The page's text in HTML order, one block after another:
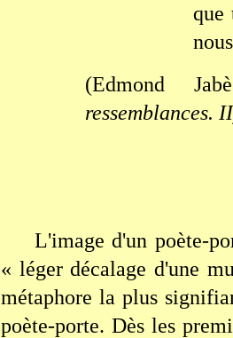
que
(Edmond
ressemblances.
L'image d'un poète-
« léger décalage d'une
métaphore la plus
poète-porte. Dès les